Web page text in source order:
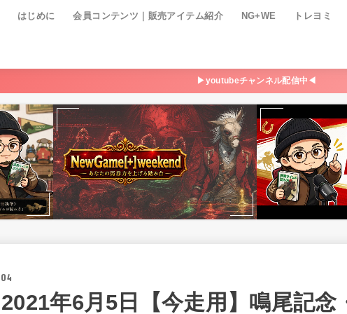
はじめに 会員コンテンツ｜販売アイテム紹介 NG+WE トレヨミ
▶youtubeチャンネル配信中◀
2021年6月5日【今走用】鳴尾記念